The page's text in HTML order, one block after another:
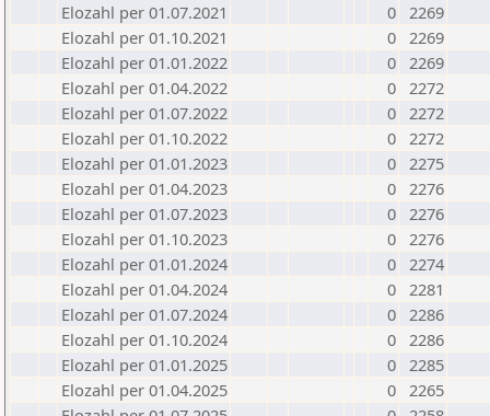
Elozahl per 01.07.2021
0 2269
Elozahl per 01.10.2021
0 2269
Elozahl per 01.01.2022
0 2269
Elozahl per 01.04.2022
0 2272
Elozahl per 01.07.2022
0 2272
Elozahl per 01.10.2022
0 2272
Elozahl per 01.01.2023
0 2275
Elozahl per 01.04.2023
0 2276
Elozahl per 01.07.2023
0 2276
Elozahl per 01.10.2023
0 2276
Elozahl per 01.01.2024
0 2274
Elozahl per 01.04.2024
0 2281
Elozahl per 01.07.2024
0 2286
Elozahl per 01.10.2024
0 2286
Elozahl per 01.01.2025
0 2285
Elozahl per 01.04.2025
0 2265